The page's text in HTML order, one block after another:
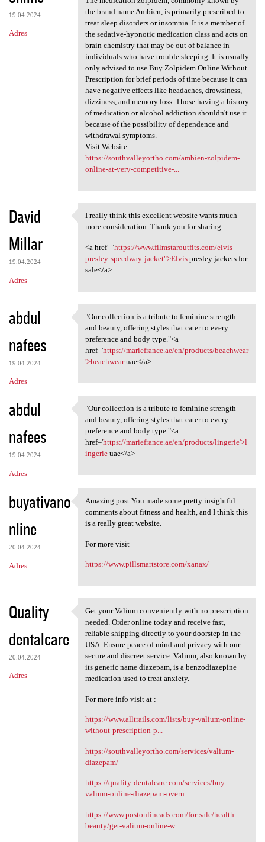
19.04.2024
Adres
the brand name Ambien, is primarily prescribed to
treat sleep disorders or insomnia. It is a member of
the sedative-hypnotic medication class and acts on
brain chemistry that may be out of balance in
individuals who have trouble sleeping. It is usually
only advised to use Buy Zolpidem Online Without
Prescription for brief periods of time because it can
have negative effects like headaches, drowsiness,
dizziness, and memory loss. Those having a history
of medication or alcohol addiction shouldn't use it
because of the possibility of dependence and
withdrawal symptoms.
Visit Website:
https://southvalleyortho.com/ambien-zolpidem-
online-at-very-competitive-...
David
Millar
19.04.2024
Adres
I really think this excellent
I really think this excellent website wants much
more consideration. Thank you for sharing....
<a href="https://www.filmstaroutfits.com/elvis-
presley-speedway-jacket">Elvispresley jackets for
sale</a>
abdul
nafees
19.04.2024
Adres
"Our collection is a tribute
"Our collection is a tribute to feminine strength
and beauty, offering styles that cater to every
preference and body type."<a
href='https://mariefrance.ae/en/products/beachwear
'>beachwearuae</a>
abdul
nafees
19.04.2024
Adres
"Our collection is a tribute
"Our collection is a tribute to feminine strength
and beauty, offering styles that cater to every
preference and body type."<a
href='https://mariefrance.ae/en/products/lingerie'>l
ingerieuae</a>
buyativano
nline
20.04.2024
Adres
Amazing post You made some
Amazing post You made some pretty insightful
comments about fitness and health, and I think this
is a really great website.
For more visit
https://www.pillsmartstore.com/xanax/
Quality
dentalcare
20.04.2024
Adres
Get your Valium conveniently
Get your Valium conveniently with no prescription
needed. Order online today and receive fast,
reliable shipping directly to your doorstep in the
USA. Ensure peace of mind and privacy with our
secure and discreet service. Valium, also known by
its generic name diazepam, is a benzodiazepine
medication used to treat anxiety.
For more info visit at :
https://www.alltrails.com/lists/buy-valium-online-
without-prescription-p...
https://southvalleyortho.com/services/valium-
diazepam/
https://quality-dentalcare.com/services/buy-
valium-online-diazepam-overn...
https://www.postonlineads.com/for-sale/health-
beauty/get-valium-online-w...